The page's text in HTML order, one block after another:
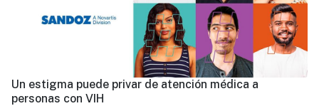
Un estigma puede privar de atención médica a
personas con VIH